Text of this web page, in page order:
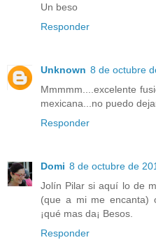
Un beso
Responder
Unknown 8 de octubre
Mmmmm....excelente
mexicana...no puedo
Responder
Domi 8 de octubre de
Jolín Pilar si aquí lo de
(que a mi me encanta)
¡qué mas da¡ Besos.
Responder